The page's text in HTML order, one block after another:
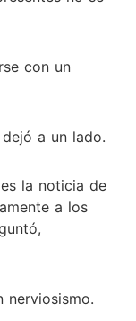
con un
a un lado.
la noticia de
a los
nerviosismo.